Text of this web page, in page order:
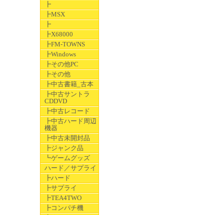
┣
┣MSX
┣
┣X68000
┣FM-TOWNS
┣Windows
┣その他PC
┣その他
┣中古書籍_古本
┣中古サントラ
CDDVD
┣中古レコード
┣中古ハード周辺
機器
┣中古未開封品
┣ジャンク品
┗ゲームグッズ
ハード／サプライ
┣ハード
┣サプライ
┣TEA4TWO
┣コンパチ機